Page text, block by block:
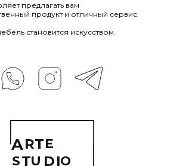
предлагать вам
продукт и отличный сервис.
становится искусством.